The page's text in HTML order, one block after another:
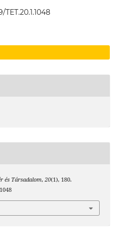
és Társadalom, 20(1), 180.